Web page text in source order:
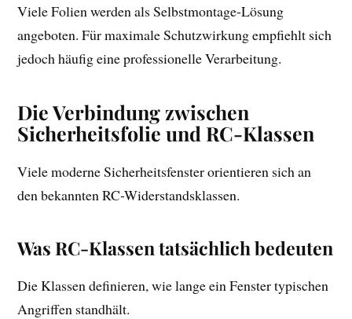
Viele Folien werden als Selbstmontage-Lösung
angeboten. Für maximale Schutzwirkung empfiehlt sich
jedoch häufig eine professionelle Verarbeitung.
Die Verbindung zwischen
Sicherheitsfolie und RC-Klassen
Viele moderne Sicherheitsfenster orientieren sich an
den bekannten RC-Widerstandsklassen.
Was RC-Klassen tatsächlich bedeuten
Die Klassen definieren, wie lange ein Fenster typischen
Angriffen standhält.